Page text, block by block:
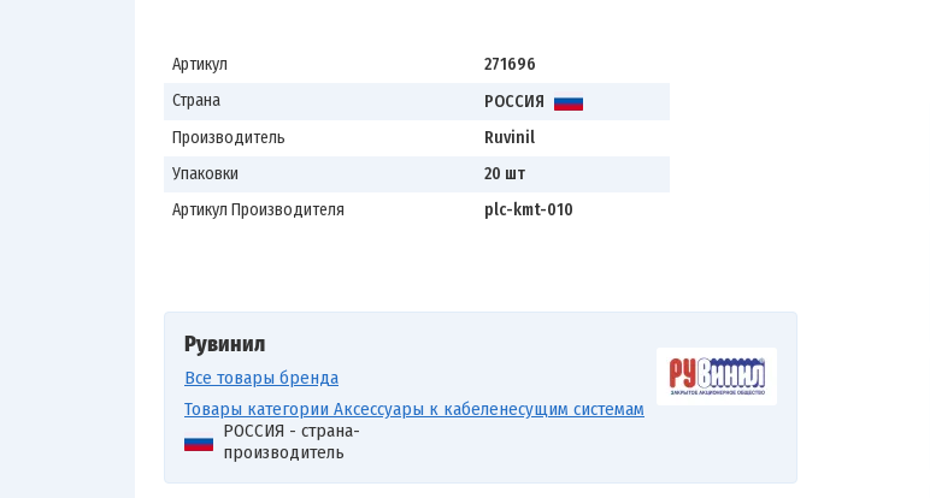
Артикул
271696
Страна
РОССИЯ
Производитель
Ruvinil
Упаковки
20 шт
Артикул Производителя
plc-kmt-010
Рувинил
Все товары бренда
Товары категории Аксессуары к кабеленесущим системам
РОССИЯ - страна-
производитель